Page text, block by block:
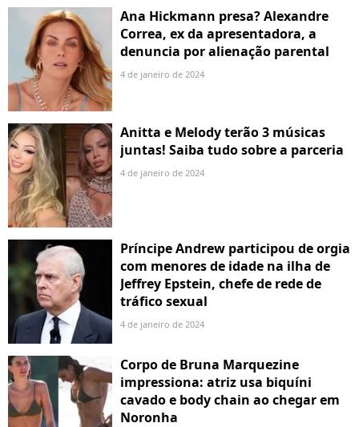
Ana Hickmann presa? Alexandre
Correa, ex da apresentadora, a
denuncia por alienação parental
4 de janeiro de 2024
Anitta e Melody terão 3 músicas
juntas! Saiba tudo sobre a parceria
4 de janeiro de 2024
Príncipe Andrew participou de orgia
com menores de idade na ilha de
Jeffrey Epstein, chefe de rede de
tráfico sexual
4 de janeiro de 2024
Corpo de Bruna Marquezine
impressiona: atriz usa biquíni
cavado e body chain ao chegar em
Noronha